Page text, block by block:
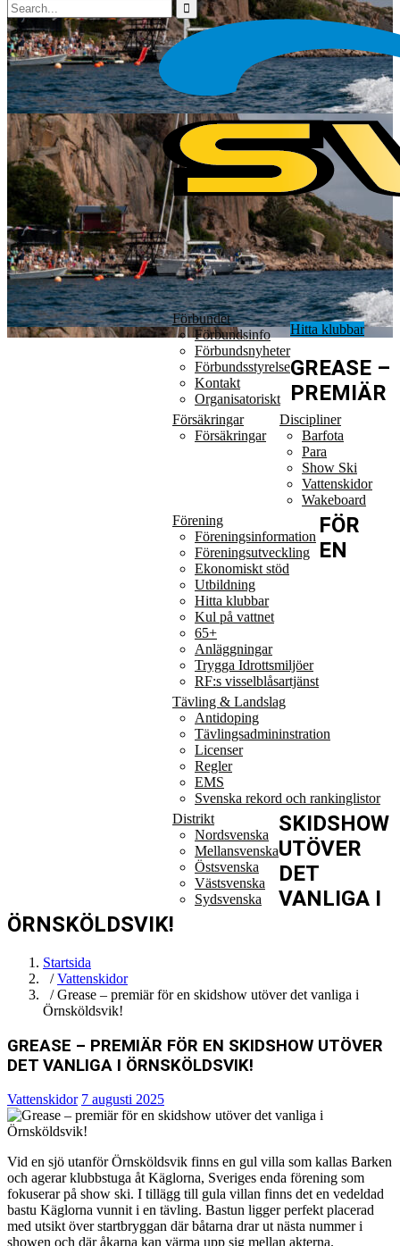
Förbundet
Förbundsinfo
Förbundsnyheter
Förbundsstyrelse
Kontakt
Organisatoriskt
Försäkringar
Försäkringar
Discipliner
Barfota
Para
Show Ski
Vattenskidor
Wakeboard
Förening
Föreningsinformation
Föreningsutveckling
Ekonomiskt stöd
Utbildning
Hitta klubbar
Kul på vattnet
65+
Anläggningar
Trygga Idrottsmiljöer
RF:s visselblåsartjänst
Tävling & Landslag
Antidoping
Tävlingsadmininstration
Licenser
Regler
EMS
Svenska rekord och rankinglistor
Distrikt
Nordsvenska
Mellansvenska
Östsvenska
Västsvenska
Sydsvenska
Hitta klubbar
GREASE –
PREMIÄR
FÖR
EN
SKIDSHOW
UTÖVER
DET
VANLIGA I
ÖRNSKÖLDSVIK!
Startsida
/Vattenskidor
/ Grease – premiär för en skidshow utöver det vanliga i
Örnsköldsvik!
GREASE – PREMIÄR FÖR EN SKIDSHOW UTÖVER
DET VANLIGA I ÖRNSKÖLDSVIK!
Vattenskidor 7 augusti 2025
Vid en sjö utanför Örnsköldsvik finns en gul villa som kallas Barken
och agerar klubbstuga åt Käglorna, Sveriges enda förening som
fokuserar på show ski. I tillägg till gula villan finns det en vedeldad
bastu Käglorna vunnit i en tävling. Bastun ligger perfekt placerad
med utsikt över startbryggan där båtarna drar ut nästa nummer i
showen och där åkarna kan värma upp sig mellan akterna.